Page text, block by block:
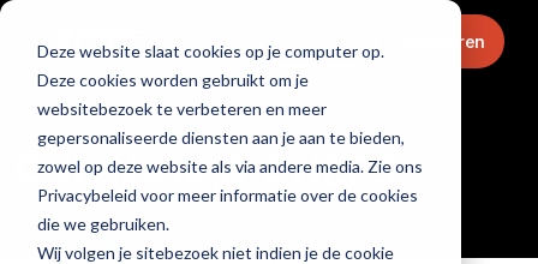
Deze website slaat cookies op je computer op.
Deze cookies worden gebruikt om je
websitebezoek te verbeteren en meer
gepersonaliseerde diensten aan je aan te bieden,
zowel op deze website als via andere media. Zie ons
Privacybeleid voor meer informatie over de cookies
die we gebruiken.
Wij volgen je sitebezoek niet indien je de cookie
Menu Abonneren
Home
CULINAIR & CHEFS